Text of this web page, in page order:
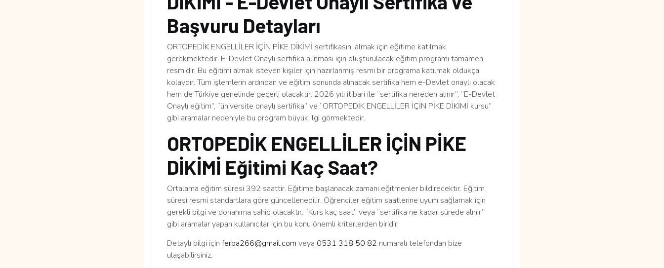
Başvuru Detayları
ORTOPEDİK ENGELLİLER İÇİN PİKE DİKİMİ sertifikasını almak için eğitime katılmak
gerekmektedir. E-Devlet Onaylı sertifika alınması için oluşturulacak eğitim programı tamamen
resmidir. Bu eğitimi almak isteyen kişiler için hazırlanmış resmi bir programa katılmak oldukça
kolaydır. Tüm işlemlerin ardından ve eğitim sonunda alınacak sertifika hem e-Devlet onaylı olacak
hem de Türkiye genelinde geçerli olacaktır. 2026 yılı itibari ile “sertifika nereden alınır”, “E-Devlet
Onaylı eğitim”, “üniversite onaylı sertifika” ve “ORTOPEDİK ENGELLİLER İÇİN PİKE DİKİMİ kursu”
gibi aramalar nedeniyle bu program büyük ilgi görmektedir.
ORTOPEDİK ENGELLİLER İÇİN PİKE
DİKİMİ Eğitimi Kaç Saat?
Ortalama eğitim süresi 392 saattir. Eğitime başlanacak zamanı eğitmenler bildirecektir. Eğitim
süresi resmi standartlara göre güncellenebilir. Öğrenciler eğitim saatlerine uyum sağlamak için
gerekli bilgi ve donanıma sahip olacaktır. “Kurs kaç saat” veya “sertifika ne kadar sürede alınır”
gibi aramalar yapan kullanıcılar için bu konu önemli kriterlerden biridir.
Detaylı bilgi için ferba266@gmail.com veya 0531 318 50 82 numaralı telefondan bize
ulaşabilirsiniz.